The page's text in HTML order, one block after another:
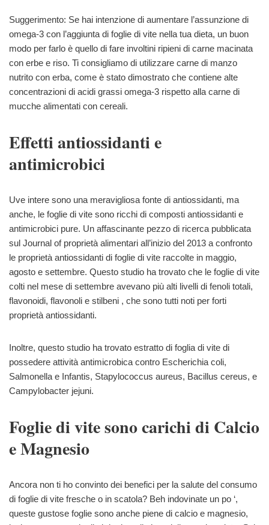
Suggerimento: Se hai intenzione di aumentare l’assunzione di
omega-3 con l’aggiunta di foglie di vite nella tua dieta, un buon
modo per farlo è quello di fare involtini ripieni di carne macinata
con erbe e riso. Ti consigliamo di utilizzare carne di manzo
nutrito con erba, come è stato dimostrato che contiene alte
concentrazioni di acidi grassi omega-3 rispetto alla carne di
mucche alimentati con cereali.
Effetti antiossidanti e
antimicrobici
Uve intere sono una meravigliosa fonte di antiossidanti, ma
anche, le foglie di vite sono ricchi di composti antiossidanti e
antimicrobici pure. Un affascinante pezzo di ricerca pubblicata
sul Journal of proprietà alimentari all’inizio del 2013 a confronto
le proprietà antiossidanti di foglie di vite raccolte in maggio,
agosto e settembre. Questo studio ha trovato che le foglie di vite
colti nel mese di settembre avevano più alti livelli di fenoli totali,
flavonoidi, flavonoli e stilbeni , che sono tutti noti per forti
proprietà antiossidanti.
Inoltre, questo studio ha trovato estratto di foglia di vite di
possedere attività antimicrobica contro Escherichia coli,
Salmonella e Infantis, Stapylococcus aureus, Bacillus cereus, e
Campylobacter jejuni.
Foglie di vite sono carichi di Calcio
e Magnesio
Ancora non ti ho convinto dei benefici per la salute del consumo
di foglie di vite fresche o in scatola? Beh indovinate un po ‘,
queste gustose foglie sono anche piene di calcio e magnesio,